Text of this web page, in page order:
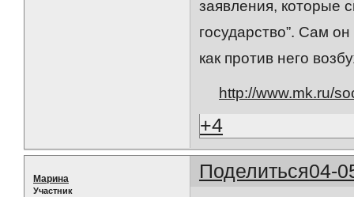
заявления, которые
государство”. Сам
как против него
http://www.mk.ru/
+4
Поделиться04-
Марина
Участник